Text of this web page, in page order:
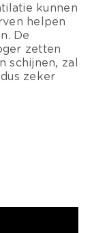
kunnen
helpen
De
zetten
schijnen, zal
zeker